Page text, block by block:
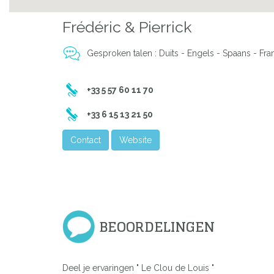
Frédéric & Pierrick
Gesproken talen : Duits - Engels - Spaans -
+33 5 57 60 11 70
+33 6 15 13 21 50
Contact Website
BEOORDELINGEN
Deel je ervaringen " Le Clou de Louis "